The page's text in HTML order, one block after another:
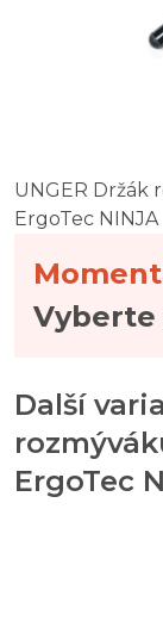
UNGER Držák
ErgoTec NINJA
Další
ErgoTec